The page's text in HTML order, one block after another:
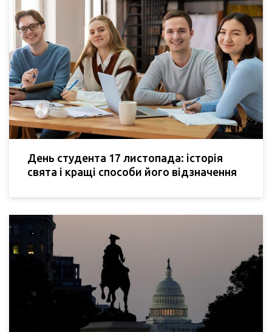
День студента 17 листопада: історія
свята і кращі способи його відзначення